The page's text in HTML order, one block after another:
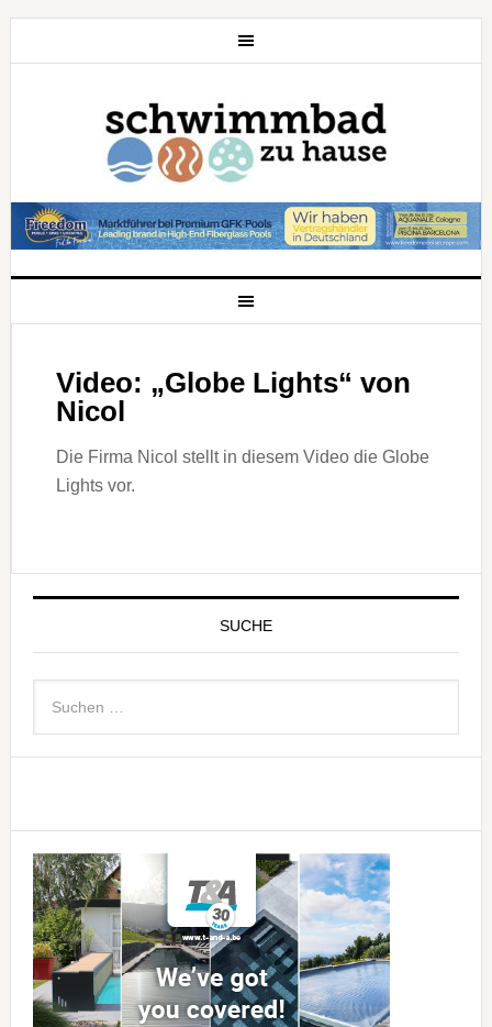
Video: „Globe Lights“ von
Nicol
Die Firma Nicol stellt in diesem Video die Globe
Lights vor.
SUCHE